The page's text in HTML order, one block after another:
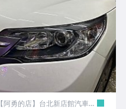
【阿勇的店】台北新店館汽車精